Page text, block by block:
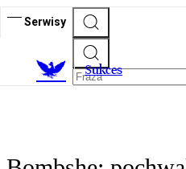
Serwisy
Sukces